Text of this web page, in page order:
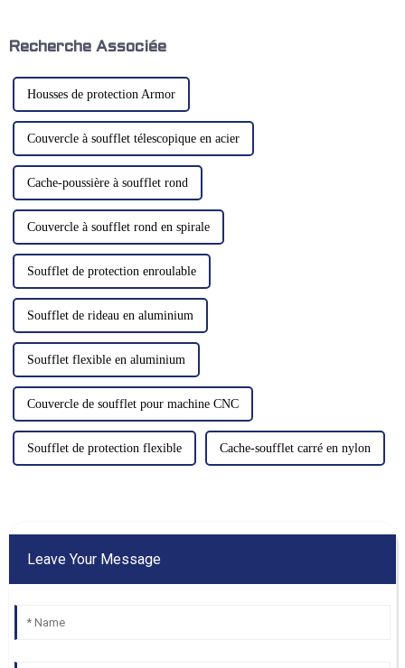
la longévité des équipements.
Recherche Associée
Housses de protection Armor
Couvercle à soufflet télescopique en acier
Cache-poussière à soufflet rond
Couvercle à soufflet rond en spirale
Soufflet de protection enroulable
Soufflet de rideau en aluminium
Soufflet flexible en aluminium
Couvercle de soufflet pour machine CNC
Soufflet de protection flexible Cache-soufflet carré en nylon
Leave Your Message